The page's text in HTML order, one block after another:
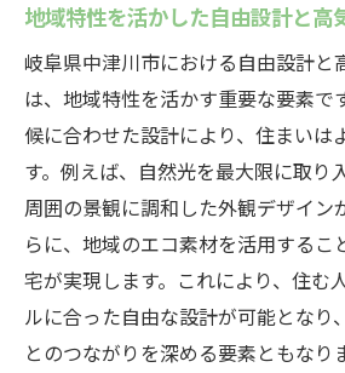
地域特性を活かした自由設計と高
岐阜県中津川市における自由設計と
は、地域特性を活かす重要な要素で
候に合わせた設計により、住まいは
す。例えば、自然光を最大限に取り
周囲の景観に調和した外観デザイン
らに、地域のエコ素材を活用するこ
宅が実現します。これにより、住む
ルに合った自由な設計が可能となり
とのつながりを深める要素ともなり